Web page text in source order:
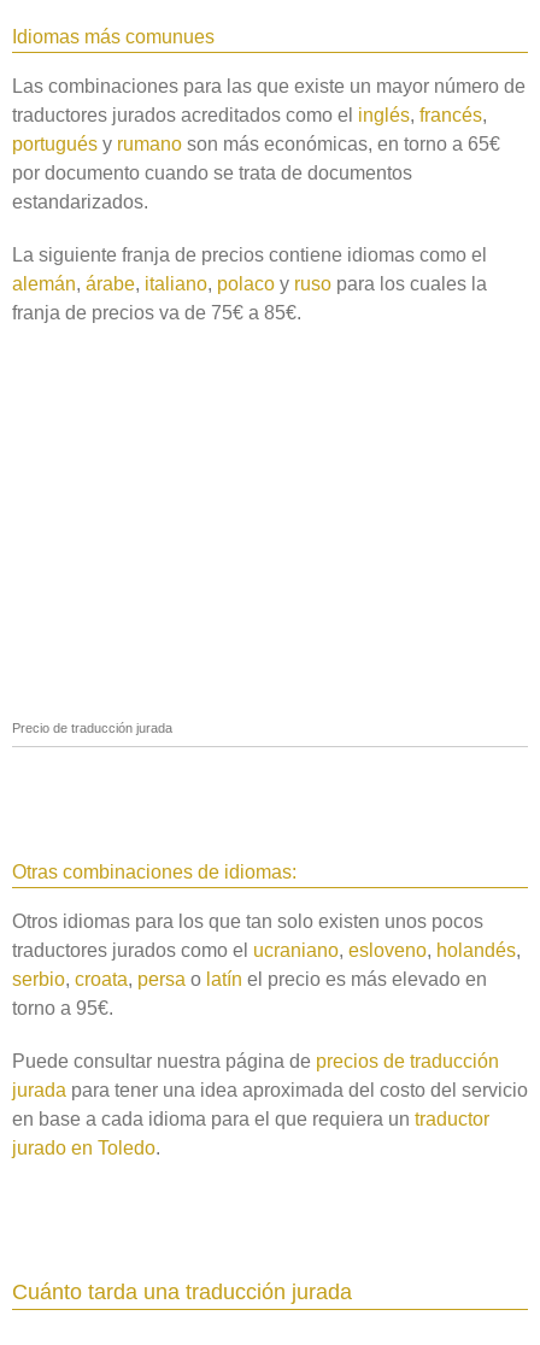
Idiomas más comunues
Las combinaciones para las que existe un mayor número de
traductores jurados acreditados como el inglés, francés,
portugués y rumano son más económicas, en torno a 65€
por documento cuando se trata de documentos
estandarizados.
La siguiente franja de precios contiene idiomas como el
alemán, árabe, italiano, polaco y ruso para los cuales la
franja de precios va de 75€ a 85€.
Precio de traducción jurada
Otras combinaciones de idiomas:
Otros idiomas para los que tan solo existen unos pocos
traductores jurados como el ucraniano, esloveno, holandés,
serbio, croata, persa o latín el precio es más elevado en
torno a 95€.
Puede consultar nuestra página de precios de traducción
jurada para tener una idea aproximada del costo del servicio
en base a cada idioma para el que requiera un traductor
jurado en Toledo‎.
Cuánto tarda una traducción jurada